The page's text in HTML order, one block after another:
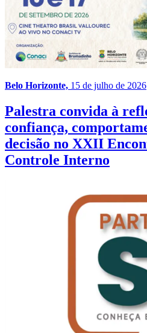
Belo Horizonte, 15 de julho de 2026
Palestra convida à
confiança,
decisão no XXII
Controle Interno